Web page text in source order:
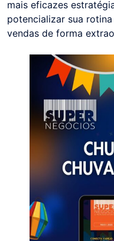
mais eficazes
potencializar sua
vendas de forma